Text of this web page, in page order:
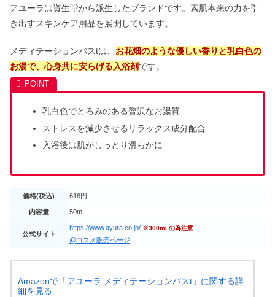
アユーラは資生堂から派生したブランドです。素肌本来の力を引
き出すスキンケア用品を展開しています。
メディテーションバスtは、 お花畑のような優しい香りと乳白色の
お湯で、心身共に安らげる入浴剤です。
乳白色でとろみのある贅沢なお湯質
ストレスを減少させるリラックス成分配合
入浴後は肌がしっとり滑らかに
価格(税込) 616円
内容量 50mL
公式サイト
https://www.ayura.co.jp/ ※300mLの為注意
@コスメ販売ページ
Amazonで「アユーラ メディテーションバスt」に関する詳
細を見る